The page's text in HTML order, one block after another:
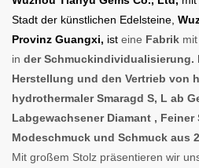
Stadt der künstlichen Edelsteine,
Provinz Guangxi, ist eine Fabrik mit
in der Schmuckindividualisierung.
Herstellung und den Vertrieb von
hydrothermaler Smaragd S, L ab
Labgewachsener Diamant , Feiner
Modeschmuck und Schmuck aus
Mit großem Stolz präsentieren wir